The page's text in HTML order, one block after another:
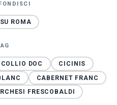
ROMA
COLLIO DOC
CICINIS
CABERNET FRANC
FRESCOBALDI